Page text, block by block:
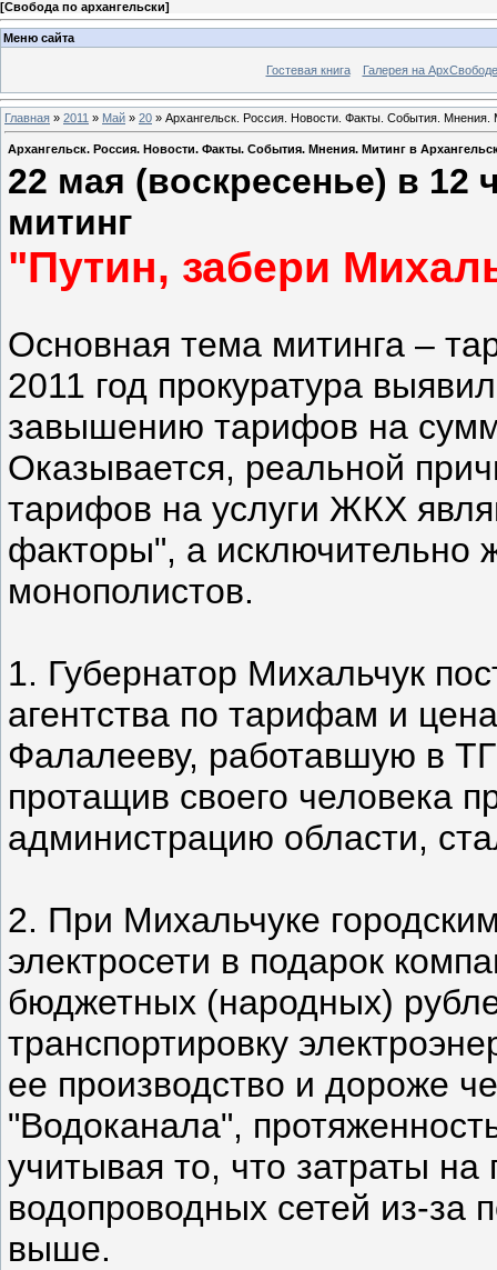
[Свобода по архангельски]
Меню сайта
Гостевая книга Галерея на АрхСвободе
Главная » 2011 » Май » 20 » Архангельск. Россия. Новости. Факты. События. Мнения.
Архангельск. Россия. Новости. Факты. События. Мнения. Митинг в
22 мая (воскресенье) в 12
митинг
"Путин, забери
Основная тема митинга –
2011 год прокуратура
завышению тарифов на
Оказывается, реальной
тарифов на услуги ЖКХ
факторы", а исключительно
монополистов.
1. Губернатор Михальчук
агентства по тарифам и
Фалалееву, работавшую в
протащив своего человека
администрацию области,
2. При Михальчуке
электросети в подарок
бюджетных (народных)
транспортировку
ее производство и дороже
"Водоканала",
учитывая то, что затраты
водопроводных сетей из-за
выше.